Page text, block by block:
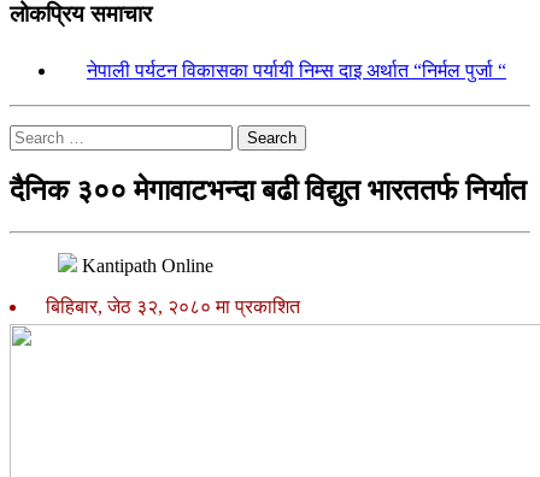
लोकप्रिय समाचार
नेपाली पर्यटन विकासका पर्यायी निम्स दाइ अर्थात “निर्मल पुर्जा “
Search
दैनिक ३०० मेगावाटभन्दा बढी विद्युत भारततर्फ निर्यात
Kantipath Online
बिहिबार, जेठ ३२, २०८० मा प्रकाशित